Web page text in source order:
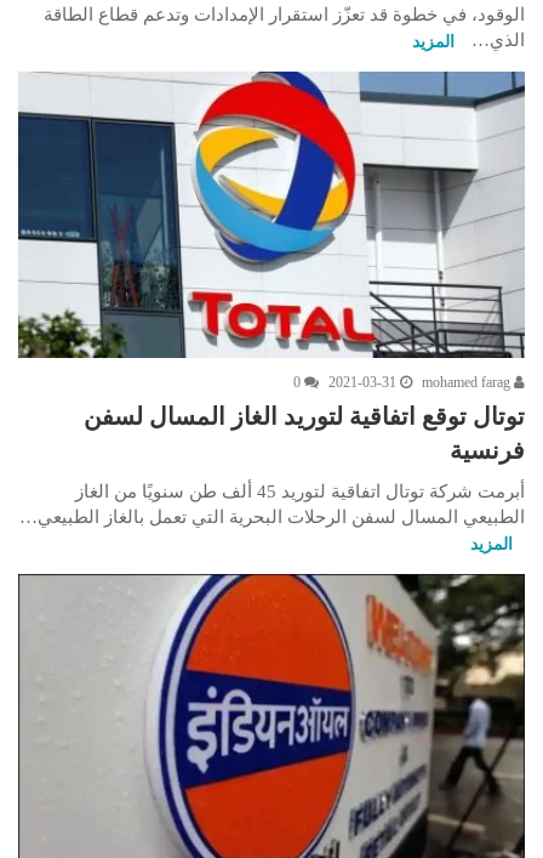
الوقود، في خطوة قد تعزّز استقرار الإمدادات وتدعم قطاع الطاقة
الذي…
المزيد
2021-03-31
0
توتال توقع اتفاقية لتوريد الغاز المسال لسفن
فرنسية
أبرمت شركة توتال اتفاقية لتوريد 45 ألف طن سنويًا من الغاز
الطبيعي المسال لسفن الرحلات البحرية التي تعمل بالغاز الطبيعي…
المزيد